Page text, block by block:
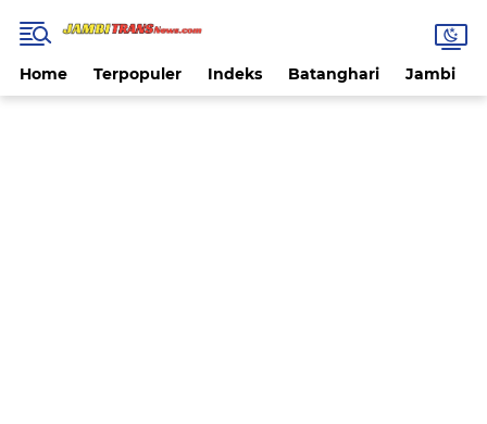
Home Terpopuler Indeks Batanghari Jambi